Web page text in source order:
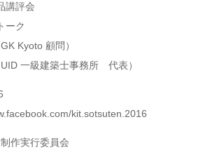
講評会
ーク
Kyoto 顧問）
級建築士事務所 代表）
kit.sotsuten.2016
作実行委員会